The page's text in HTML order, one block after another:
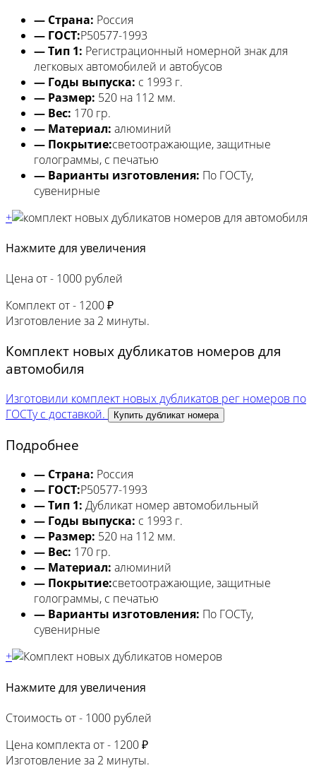
— Страна: Россия
— ГОСТ:Р50577-1993
— Тип 1: Регистрационный номерной знак для
легковых автомобилей и автобусов
— Годы выпуска: с 1993 г.
— Размер: 520 на 112 мм.
— Вес: 170 гр.
— Материал: алюминий
— Покрытие:светоотражающие, защитные
голограммы, с печатью
— Варианты изготовления: По ГОСТу,
сувенирные
+
Нажмите для увеличения
Цена от - 1000 рублей
Комплект от - 1200 ₽
Изготовление за 2 минуты.
Комплект новых дубликатов номеров для
автомобиля
Изготовили комплект новых дубликатов рег номеров по
ГОСТу с доставкой.
Купить дубликат номера
Подробнее
— Страна: Россия
— ГОСТ:Р50577-1993
— Тип 1: Дубликат номер автомобильный
— Годы выпуска: с 1993 г.
— Размер: 520 на 112 мм.
— Вес: 170 гр.
— Материал: алюминий
— Покрытие:светоотражающие, защитные
голограммы, с печатью
— Варианты изготовления: По ГОСТу,
сувенирные
+
Нажмите для увеличения
Стоимость от - 1000 рублей
Цена комплекта от - 1200 ₽
Изготовление за 2 минуты.